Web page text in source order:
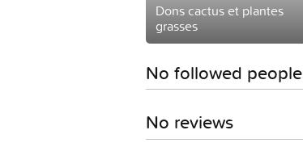
Dons cactus et plantes
grasses
No followed people
No reviews